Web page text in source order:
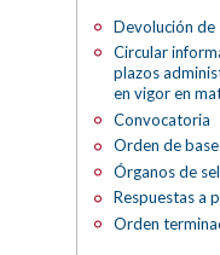
Devolución de
Circular
plazos
en vigor en
Convocatoria
Orden de
Órganos de
Respuestas a
Orden